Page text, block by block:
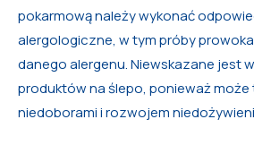
pokarmową należy wykonać
alergologiczne, w tym próby
danego alergenu. Niewskazane jest
produktów na ślepo, ponieważ
niedoborami i rozwojem